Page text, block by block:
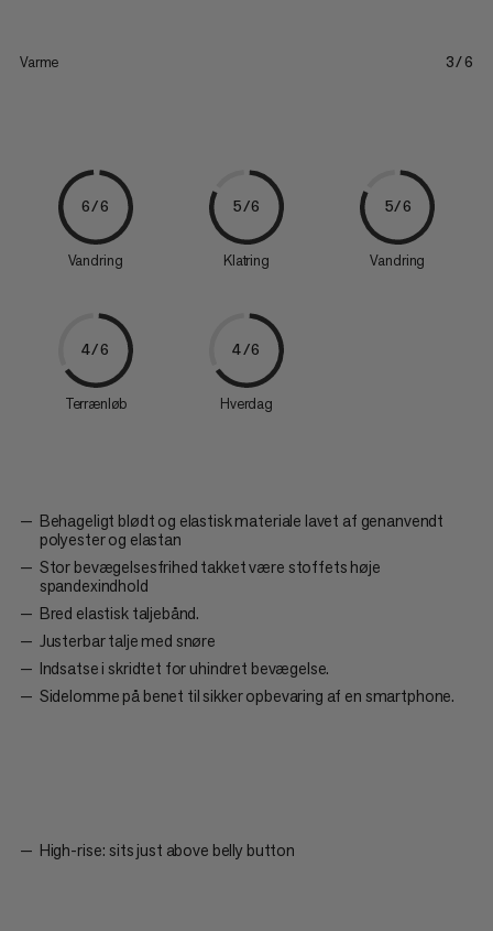
Varme 3/6
6/6
Vandring
5/6
Klatring
5/6
Vandring
4/6
Terrænløb
4/6
Hverdag
Behageligt blødt og elastisk materiale lavet af genanvendt
polyester og elastan
Stor bevægelsesfrihed takket være stoffets høje
spandexindhold
Bred elastisk taljebånd.
Justerbar talje med snøre
Indsatse i skridtet for uhindret bevægelse.
Sidelomme på benet til sikker opbevaring af en smartphone.
High-rise: sits just above belly button